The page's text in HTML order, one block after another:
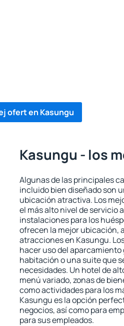
ofert en Kasungu
Kasungu - los
Algunas de las principales
incluido bien diseñado son
ubicación atractiva. Los
el más alto nivel de servicio
instalaciones para los
ofrecen la mejor ubicación,
atracciones en Kasungu.
hacer uso del
habitación o una suite que
necesidades. Un hotel de
menú variado, zonas de
como actividades para los
Kasungu es la opción
negocios, así como para
para sus empleados.